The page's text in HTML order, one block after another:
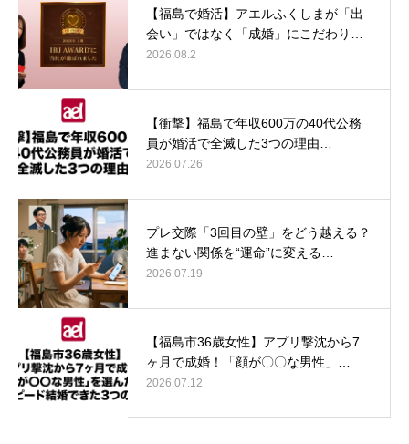
【福島で婚活】アエルふくしまが「出
会い」ではなく「成婚」にこだわり…
2026.08.2
【衝撃】福島で年収600万の40代公務
員が婚活で全滅した3つの理由…
2026.07.26
プレ交際「3回目の壁」をどう越える？
進まない関係を“運命”に変える…
2026.07.19
【福島市36歳女性】アプリ撃沈から7
ヶ月で成婚！「顔が〇〇な男性」…
2026.07.12